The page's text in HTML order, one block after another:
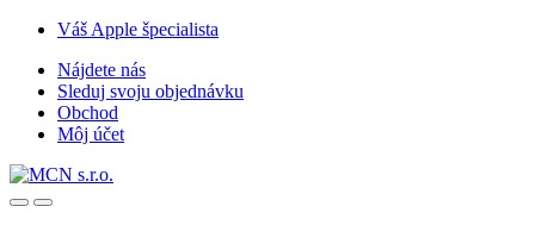
Skip
navigation
Skip
content
Váš Apple špecialista
Nájdete nás
Sleduj svoju objednávku
Obchod
Môj účet